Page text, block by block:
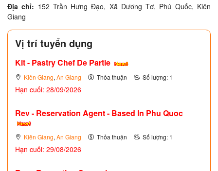
Địa chỉ: 152 Trần Hưng Đạo, Xã Dương Tơ, Phú Quốc, Kiên
Giang
Vị trí tuyển dụng
Kit - Pastry Chef De Partie
Kiên Giang, An Giang Thỏa thuận Số lượng: 1
Hạn cuối: 28/09/2026
Rev - Reservation Agent - Based In Phu Quoc
Kiên Giang, An Giang Thỏa thuận Số lượng: 1
Hạn cuối: 29/08/2026